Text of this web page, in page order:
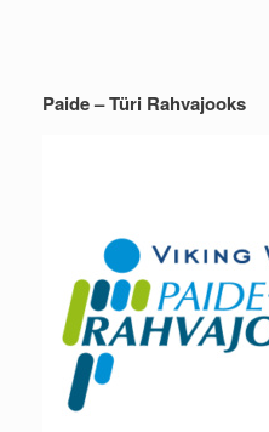
Paide – Türi Rahvajooks